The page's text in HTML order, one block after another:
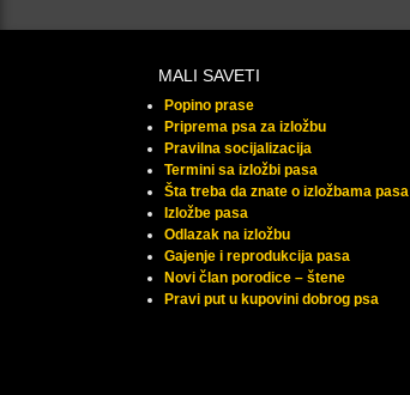
MALI SAVETI
Popino prase
Priprema psa za izložbu
Pravilna socijalizacija
Termini sa izložbi pasa
Šta treba da znate o izložbama pasa
Izložbe pasa
Odlazak na izložbu
Gajenje i reprodukcija pasa
Novi član porodice – štene
Pravi put u kupovini dobrog psa